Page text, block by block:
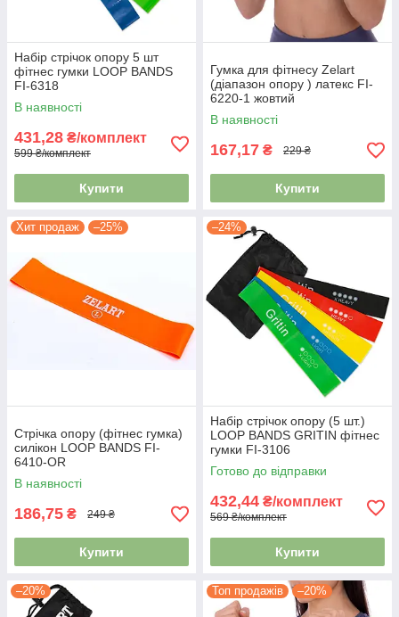
Набір стрічок опору 5 шт
фітнес гумки LOOP BANDS
FI-6318
В наявності
431,28 ₴/комплект
599 ₴/комплект
Купити
Гумка для фітнесу Zelart
(діапазон опору ) латекс FI-
6220-1 жовтий
В наявності
167,17 ₴ 229 ₴
Купити
Хит продаж –25%
Стрічка опору (фітнес гумка)
силікон LOOP BANDS FI-
6410-OR
В наявності
186,75 ₴ 249 ₴
Купити
–24%
Набір стрічок опору (5 шт.)
LOOP BANDS GRITIN фітнес
гумки FI-3106
Готово до відправки
432,44 ₴/комплект
569 ₴/комплект
Купити
–20% Топ продажів –20%